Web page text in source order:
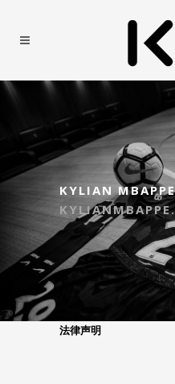
KYLIAN MBAPPE
法律声明